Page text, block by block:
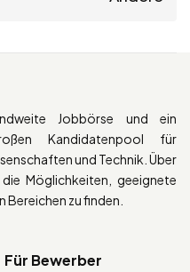
Jobbörse und ein
Kandidatenpool für
und Technik. Über
Möglichkeiten, geeignete
Bereichen zu finden.
Für Bewerber